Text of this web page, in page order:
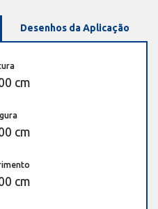
Desenhos da Aplicação
cm
cm
cm